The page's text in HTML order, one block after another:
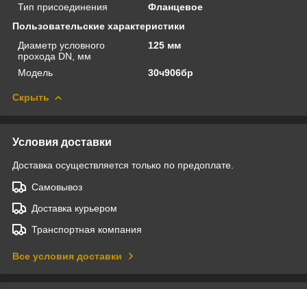
Тип присоединения
Фланцевое
Пользовательские характеристики
Диаметр условного
прохода DN, мм
125 мм
Модель 30ч906бр
Скрыть
Условия доставки
Доставка осуществляется только по предоплате.
Самовывоз
Доставка курьером
Транспортная компания
Все условия доставки